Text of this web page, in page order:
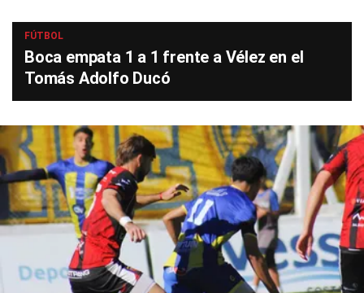
FÚTBOL
Boca empata 1 a 1 frente a Vélez en el
Tomás Adolfo Ducó